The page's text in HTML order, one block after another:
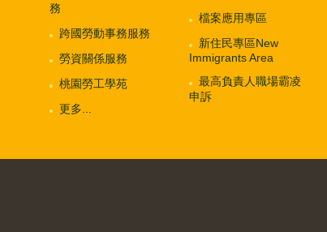
務
跨國勞動事務服務
勞資關係服務
桃園勞工學苑
更多...
檔案應用專區
新住民專區New
Immigrants Area
最高負責人職場霸凌
申訴